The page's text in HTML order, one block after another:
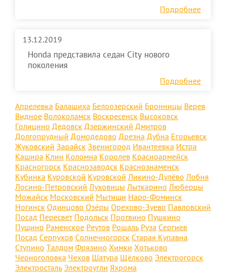
Подробнее
13.12.2019
Honda представила седан City нового
поколения
Подробнее
Апрелевка Балашиха Белоозерский Бронницы Верея
Видное Волоколамск Воскресенск Высоковск
Голицино Дедовск Дзержинский Дмитров
Долгопрудный Домодедово Дрезна Дубна Егорьевск
Жуковский Зарайск Звенигород Ивантеевка Истра
Кашира Клин Коломна Королев Красноармейск
Красногорск Краснозаводск Краснознаменск
Кубинка Куровской Куровской Ликино-Дулёво Лобня
Лосино-Петровский Луховицы Лыткарино Люберцы
Можайск Московский Мытищи Наро-Фоминск
Ногинск Одинцово Озёры Орехово-Зуево Павловский
Посад Пересвет Подольск Протвино Пушкино
Пущино Раменское Реутов Рошаль Руза Сергиев
Посад Серпухов Солнечногорск Старая Купавна
Ступино Талдом Фрязино Химки Хотьково
Черноголовка Чехов Шатура Щёлково Электрогорск
Электросталь Электроугли Яхрома